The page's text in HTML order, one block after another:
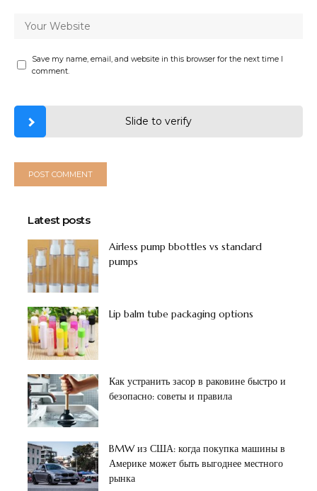
Save my name, email, and website in this browser for the next time I
comment.
Slide to verify
Latest posts
Airless pump bbottles vs standard
pumps
Lip balm tube packaging options
Как устранить засор в раковине быстро и
безопасно: советы и правила
BMW из США: когда покупка машины в
Америке может быть выгоднее местного
рынка